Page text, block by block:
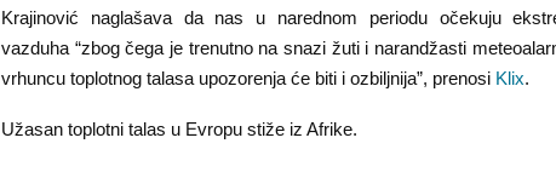
Krajinović naglašava da nas u narednom periodu očekuju
vazduha “zbog čega je trenutno na snazi žuti i narandžasti
vrhuncu toplotnog talasa upozorenja će biti i ozbiljnija”, prenosi Klix.
Užasan toplotni talas u Evropu stiže iz Afrike.